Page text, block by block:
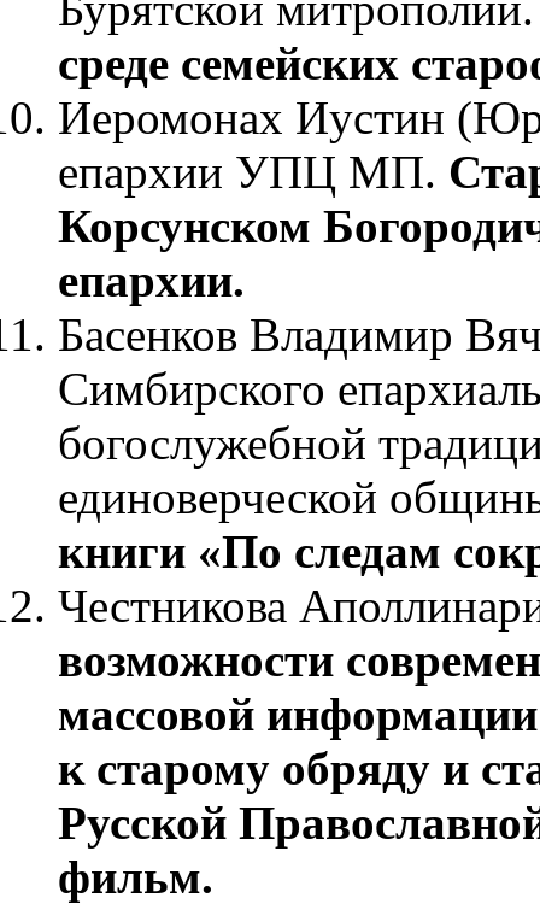
среде семейских
Иеромонах Иустин
епархии УПЦ МП.
Корсунском
епархии.
Басенков Владимир
Симбирского
богослужебной
единоверческой
книги «По следам
Честникова
возможности
массовой
к старому обряду и
Русской
фильм.